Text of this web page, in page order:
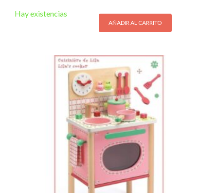
Hay existencias
AÑADIR AL CARRITO